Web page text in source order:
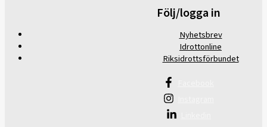
Följ/logga in
Nyhetsbrev
Idrottonline
Riksidrottsförbundet